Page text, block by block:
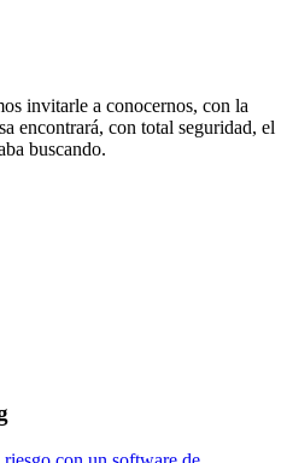
invitarle a conocernos, con la
encontrará, con total seguridad, el
buscando.